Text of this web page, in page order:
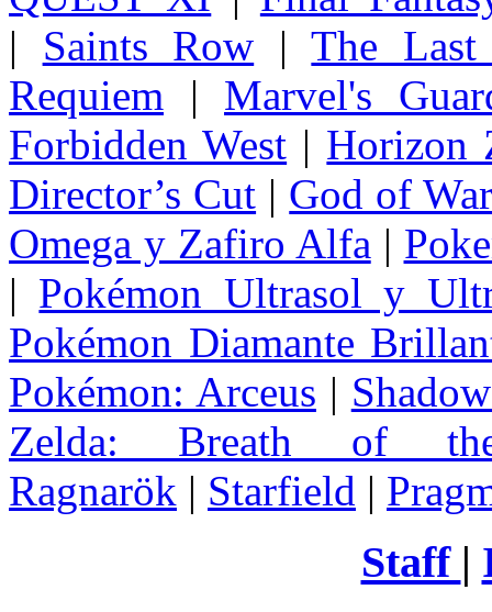
| Saints Row |The
Requiem | Marvel's
Forbidden West | Horizon
Director’s Cut | God of
Omega y Zafiro Alfa |
| Pokémon Ultrasol y
Pokémon Diamante
Pokémon: Arceus |
Zelda: Breath of
Ragnarök | Starfield |
Staff |